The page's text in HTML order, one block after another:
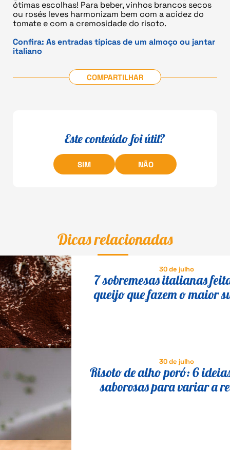
ótimas escolhas! Para beber, vinhos brancos secos
ou rosés leves harmonizam bem com a acidez do
tomate e com a cremosidade do risoto.
Confira: As entradas típicas de um almoço ou jantar
italiano
COMPARTILHAR
Este conteúdo foi útil?
SIM NÃO
Dicas relacionadas
30 de julho
7 sobremesas italianas
queijo que fazem o maior
30 de julho
Risoto de alho poró: 6
saborosas para variar a